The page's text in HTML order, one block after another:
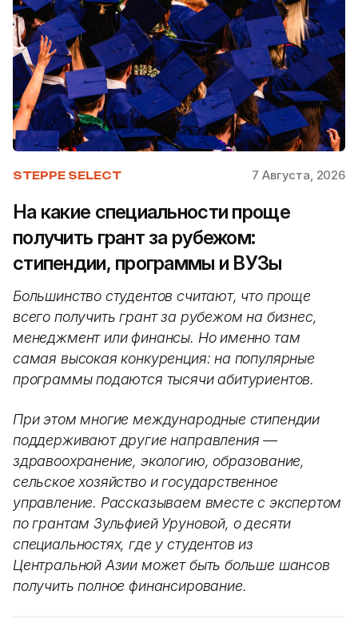
STEPPE SELECT 7 Августа, 2026
На какие специальности проще
получить грант за рубежом:
стипендии, программы и ВУЗы
Большинство студентов считают, что проще
всего получить грант за рубежом на бизнес,
менеджмент или финансы. Но именно там
самая высокая конкуренция: на популярные
программы подаются тысячи абитуриентов.
При этом многие международные стипендии
поддерживают другие направления —
здравоохранение, экологию, образование,
сельское хозяйство и государственное
управление. Рассказываем вместе с экспертом
по грантам Зульфией Уруновой, о десяти
специальностях, где у студентов из
Центральной Азии может быть больше шансов
получить полное финансирование.